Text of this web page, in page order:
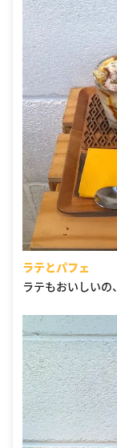
ラテとパフェ
ラテもおいしいの